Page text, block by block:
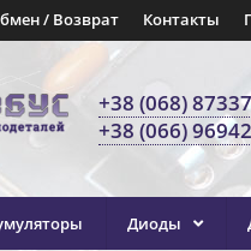
/ Возврат Контакты
+38 (068)
+38 (066)
Диоды